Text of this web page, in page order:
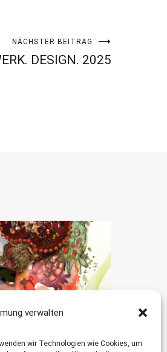
verwalten
wir Technologien wie Cookies, um
NÄCHSTER BEITRAG
DESIGN. 2025